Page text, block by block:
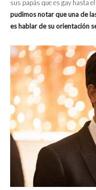
sus papás que es gay hasta
pudimos notar que una de
es hablar de su orientación